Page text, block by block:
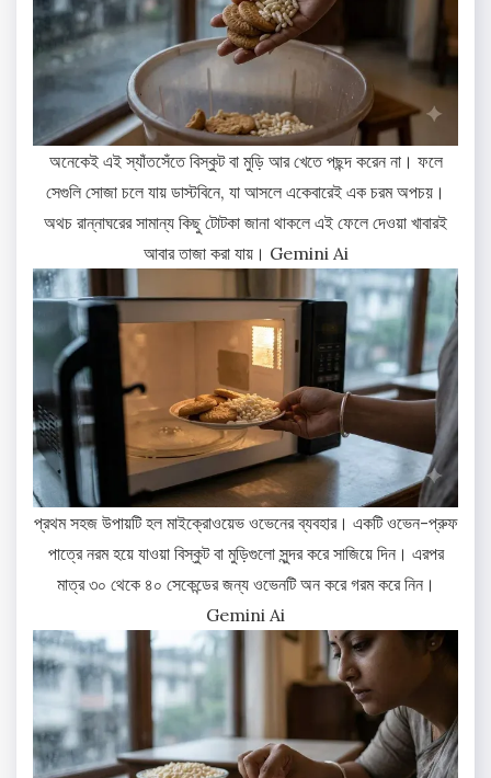
অনেকেই এই স্যাঁতসেঁতে বিস্কুট বা মুড়ি আর খেতে পছন্দ করেন না। ফলে
সেগুলি সোজা চলে যায় ডাস্টবিনে, যা আসলে একেবারেই এক চরম অপচয়।
অথচ রান্নাঘরের সামান্য কিছু টোটকা জানা থাকলে এই ফেলে দেওয়া খাবারই
আবার তাজা করা যায়। Gemini Ai
প্রথম সহজ উপায়টি হল মাইক্রোওয়েভ ওভেনের ব্যবহার। একটি ওভেন-প্রুফ
পাত্রে নরম হয়ে যাওয়া বিস্কুট বা মুড়িগুলো সুন্দর করে সাজিয়ে দিন। এরপর
মাত্র ৩০ থেকে ৪০ সেকেন্ডের জন্য ওভেনটি অন করে গরম করে নিন।
Gemini Ai